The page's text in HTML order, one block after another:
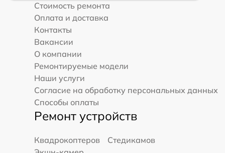
Стоимость ремонта
Оплата и доставка
Контакты
Вакансии
О компании
Ремонтируемые модели
Наши услуги
Согласие на обработку персональных данных
Способы оплаты
Ремонт устройств
Квадрокоптеров
Стедикамов